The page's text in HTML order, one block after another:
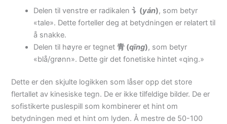
Delen til venstre er radikalen讠(yán), som betyr
«tale». Dette forteller deg at betydningen er relatert til
å snakke.
Delen til høyre er tegnet青 (qīng), som betyr
«blå/grønn». Dette gir det fonetiske hintet «qing.»
Dette er den skjulte logikken som låser opp det store
flertallet av kinesiske tegn. De er ikke tilfeldige bilder. De er
sofistikerte puslespill som kombinerer et hint om
betydningen med et hint om lyden. Å mestre de 50-100